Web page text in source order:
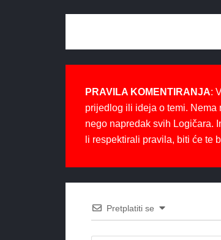
PRAVILA KOMENTIRANJA:
prijedlog ili ideja o temi.
nego napredak svih Logičara.
li respektirali pravila, biti će te
Pretplatiti se